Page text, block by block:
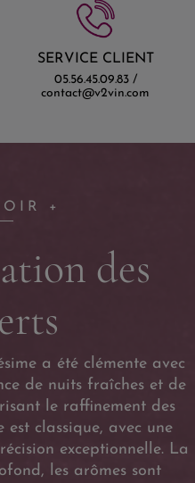
SERVICE CLIENT
05.56.45.09.83 /
contact@v2vin.com
+
des
a été clémente avec
de nuits fraîches et de
le raffinement des
est classique, avec une
exceptionnelle. La
les arômes sont